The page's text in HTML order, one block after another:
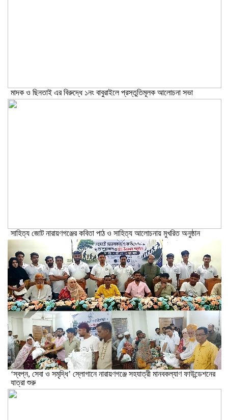
মাদক ও ছিনতাই এর বিরুদ্ধে ১নং বাবুরাইলে প্রস্তুতিমূলক আলোচনা সভা
সাহিত্য জোট নারায়ণগঞ্জের কবিতা পাঠ ও সাহিত্য আলোচনায় মুখরিত অনুষ্ঠান
‘স্বপ্ন, সেবা ও সমৃদ্ধি’ স্লোগানে নারায়ণগঞ্জে সহযাত্রী মানবকল্যাণ ফাউন্ডেশনের
যাত্রা শুরু